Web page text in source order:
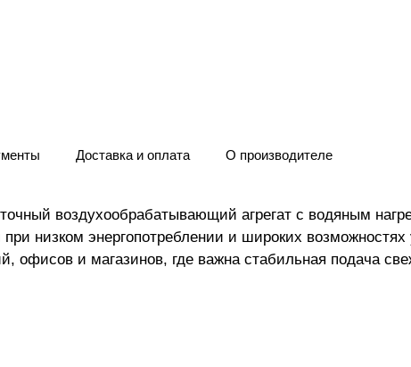
Доставка и оплата О производителе
воздухообрабатывающий агрегат с водяным
низком энергопотреблении и широких
офисов и магазинов, где важна стабильная подача